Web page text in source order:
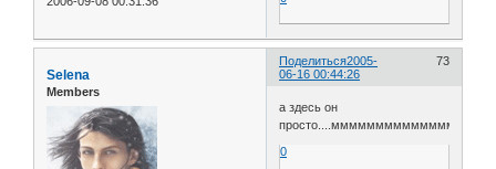
Поделиться 73
2005-
06-16 00:44:26
Selena
Members
а здесь он
0